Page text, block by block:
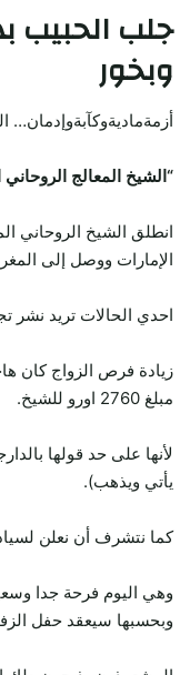
جلب الحبيب
وبخور
أزمةماديةوكآبةوإدمان…
“الشيخ المعالج
انطلق الشيخ الروحاني
الإمارات ووصل إلى
احدي الحالات تريد نشر
زيادة فرص الزواج كان
مبلغ 2760 اورو للشيخ.
لأنها على حد قولها
يأتي ويذهب).
كما نتشرف أن نعلن
وهي اليوم فرحة جدا
وبحسبها سيعقد حفل